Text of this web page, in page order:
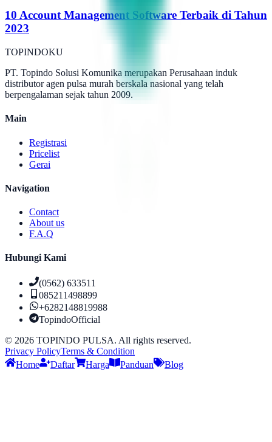
10 Account Management Software Terbaik di Tahun
2023
TOPINDOKU
PT. Topindo Solusi Komunika merupakan Perusahaan induk
distributor agen pulsa murah berskala nasional yang telah
berpengalaman sejak tahun 2009.
Main
Registrasi
Pricelist
Gerai
Navigation
Contact
About us
F.A.Q
Hubungi Kami
(0562) 633511
085211498899
+6282148819988
TopindoOfficial
© 2026 TOPINDO PULSA. All rights reserved.
Privacy PolicyTerms & Condition
Home
Daftar Harga Panduan Blog